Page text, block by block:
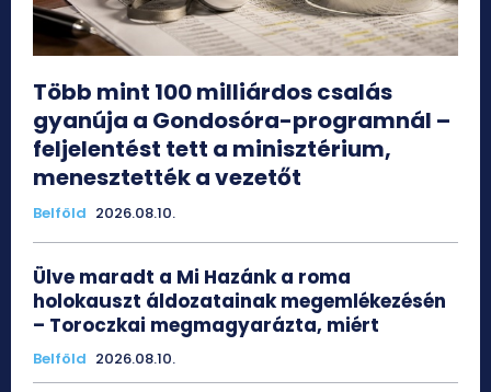
Több mint 100 milliárdos csalás
gyanúja a Gondosóra-programnál –
feljelentést tett a minisztérium,
menesztették a vezetőt
Belföld 2026.08.10.
Ülve maradt a Mi Hazánk a roma
holokauszt áldozatainak megemlékezésén
– Toroczkai megmagyarázta, miért
Belföld 2026.08.10.